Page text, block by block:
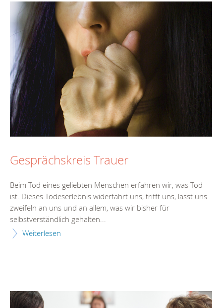
Gesprächskreis Trauer
Beim Tod eines geliebten Menschen erfahren wir, was Tod
ist. Dieses Todeserlebnis widerfährt uns, trifft uns, lässt uns
zweifeln an uns und an allem, was wir bisher für
selbstverständlich gehalten...
Weiterlesen